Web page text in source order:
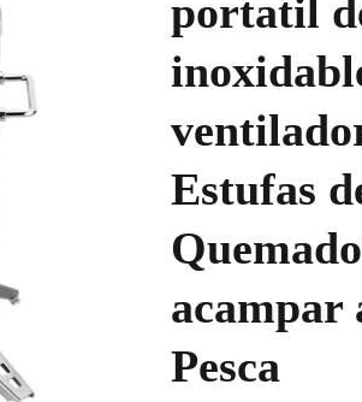
portatil
Estufas
acampar
Pesca